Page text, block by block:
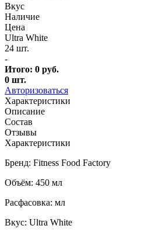
Вкус
Наличие
Цена
Ultra White
24 шт.
-
Итого: 0 руб.
0 шт.
Авторизоваться
Характеристики
Описание
Состав
Отзывы
Характеристики
Бренд: Fitness Food Factory
Объём: 450 мл
Расфасовка: мл
Вкус: Ultra White